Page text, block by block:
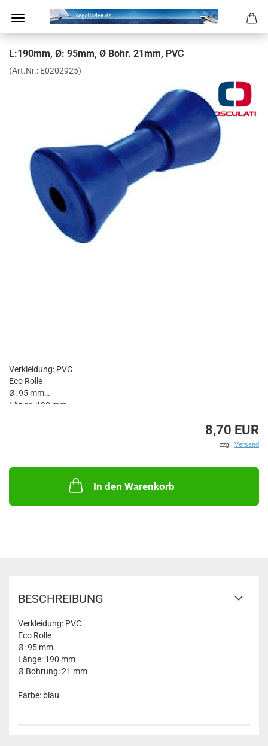
L:190mm, Ø: 95mm, Ø Bohr. 21mm, PVC
(Art.Nr.: E0202925)
Verkleidung: PVC
Eco Rolle
Ø: 95 mm
Länge: 190 mm
8,70 EUR
zzgl. Versand
In den Warenkorb
BESCHREIBUNG
Verkleidung: PVC
Eco Rolle
Ø: 95 mm
Länge: 190 mm
Ø Bohrung: 21 mm
Farbe: blau